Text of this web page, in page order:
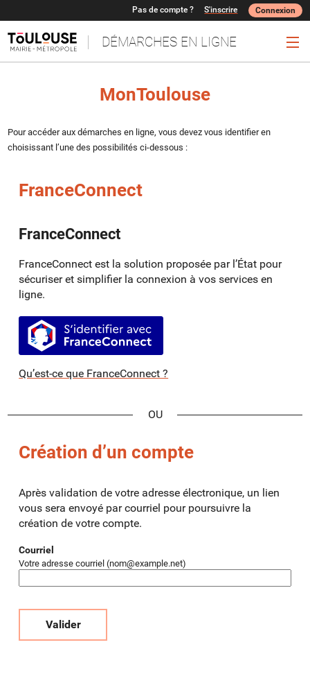
DÉMARCHES EN LIGNE
Pas de compte ? S'inscrire Connexion
MonToulouse
Pour accéder aux démarches en ligne, vous devez vous identifier en
choisissant l’une des possibilités ci-dessous :
FranceConnect
FranceConnect
FranceConnect est la solution proposée par l’État pour
sécuriser et simplifier la connexion à vos services en
ligne.
S’identifier avec FranceConnect
Qu’est-ce que FranceConnect ?
Création d’un compte
Après validation de votre adresse électronique, un lien
vous sera envoyé par courriel pour poursuivre la
création de votre compte.
Courriel
Votre adresse courriel (nom@example.net)
Valider